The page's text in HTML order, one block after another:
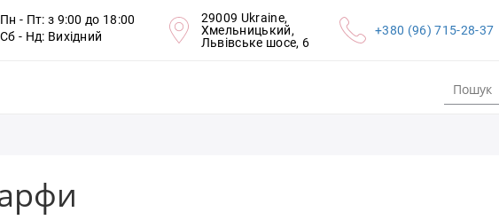
Пн - Пт: з 9:00 до 18:00
Сб - Нд: Вихідний
29009 Ukraine,
Хмельницький,
Львівське шосе, 6
+380 (96) 715-28-37